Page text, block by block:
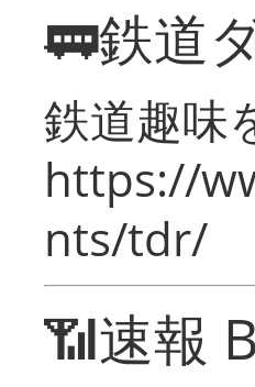
🚃鉄道
鉄道趣味
https://
nts/tdr/
📶速報